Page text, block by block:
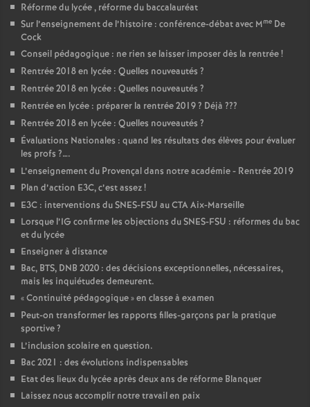
Réforme du lycée , réforme du baccalauréat
Sur l’enseignement de l’histoire : conférence-débat avec Mme De
Cock
Conseil pédagogique : ne rien se laisser imposer dès la rentrée!
Rentrée 2018 en lycée : Quelles nouveautés ?
Rentrée 2018 en lycée : Quelles nouveautés ?
Rentrée en lycée : préparer la rentrée 2019? Déjà ???
Rentrée 2018 en lycée : Quelles nouveautés ?
Évaluations Nationales : quand les résultats des élèves pour évaluer
les profs ?….
L’enseignement du Provençal dans notre académie - Rentrée 2019
Plan d’action E3C, c’est assez!
E3C : interventions du SNES-FSU au CTA Aix-Marseille
Lorsque l’IG confirme les objections du SNES-FSU : réformes du bac
et du lycée
Enseigner à distance
Bac, BTS, DNB 2020 : des décisions exceptionnelles, nécessaires,
mais les inquiétudes demeurent.
«Continuité pédagogique» en classe à examen
Peut-on transformer les rapports filles-garçons par la pratique
sportive?
L’inclusion scolaire en question.
Bac 2021 : des évolutions indispensables
Etat des lieux du lycée après deux ans de réforme Blanquer
Laissez nous accomplir notre travail en paix